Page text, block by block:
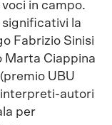
in campo.
la
Fabrizio Sinisi
Marta Ciappina
(premio UBU
interpreti-autori
per